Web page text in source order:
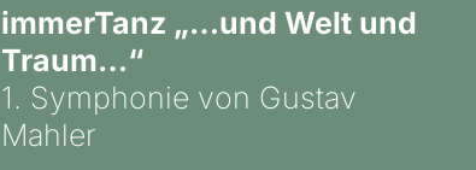
immerTanz „…und Welt und
Traum…“
1. Symphonie von Gustav
Mahler